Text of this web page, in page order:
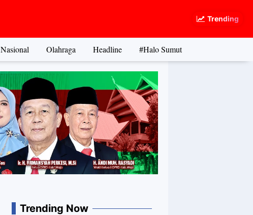
Trending
Nasional Olahraga Headline #Halo Sumut
Trending Now